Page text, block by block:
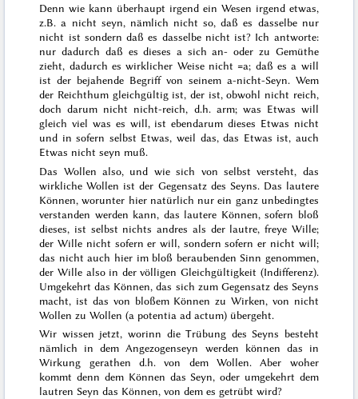
Denn wie kann überhaupt irgend ein Wesen irgend etwas,
z.B. a nicht seyn, nämlich nicht so, daß es dasselbe nur
nicht ist sondern daß es dasselbe nicht ist? Ich antworte:
nur dadurch daß es dieses a sich an- oder zu Gemüthe
zieht, dadurch es wirklicher Weise nicht =a; daß es a will
ist der bejahende Begriff von seinem a-nicht-Seyn. Wem
der Reichthum gleichgültig ist, der ist, obwohl nicht reich,
doch darum nicht nicht-reich, d.h. arm; was Etwas will
gleich viel was es will, ist ebendarum dieses Etwas nicht
und in sofern selbst Etwas, weil das, das Etwas ist, auch
Etwas nicht seyn muß.
Das Wollen also, und wie sich von selbst versteht, das
wirkliche Wollen ist der Gegensatz des Seyns. Das lautere
Können, worunter hier natürlich nur ein ganz unbedingtes
verstanden werden kann, das lautere Können, sofern bloß
dieses, ist selbst nichts andres als der lautre, freye Wille;
der Wille nicht sofern er will, sondern sofern er nicht will;
das nicht auch hier im bloß beraubenden Sinn genommen,
der Wille also in der völligen Gleichgültigkeit (Indifferenz).
Umgekehrt das Können, das sich zum Gegensatz des Seyns
macht, ist das von bloßem Können zu Wirken, von nicht
Wollen zu Wollen (a potentia ad actum) übergeht.
Wir wissen jetzt, worinn die Trübung des Seyns besteht
nämlich in dem Angezogenseyn werden können das in
Wirkung gerathen d.h. von dem Wollen. Aber woher
kommt denn dem Können das Seyn, oder umgekehrt dem
lautren Seyn das Können, von dem es getrübt wird?